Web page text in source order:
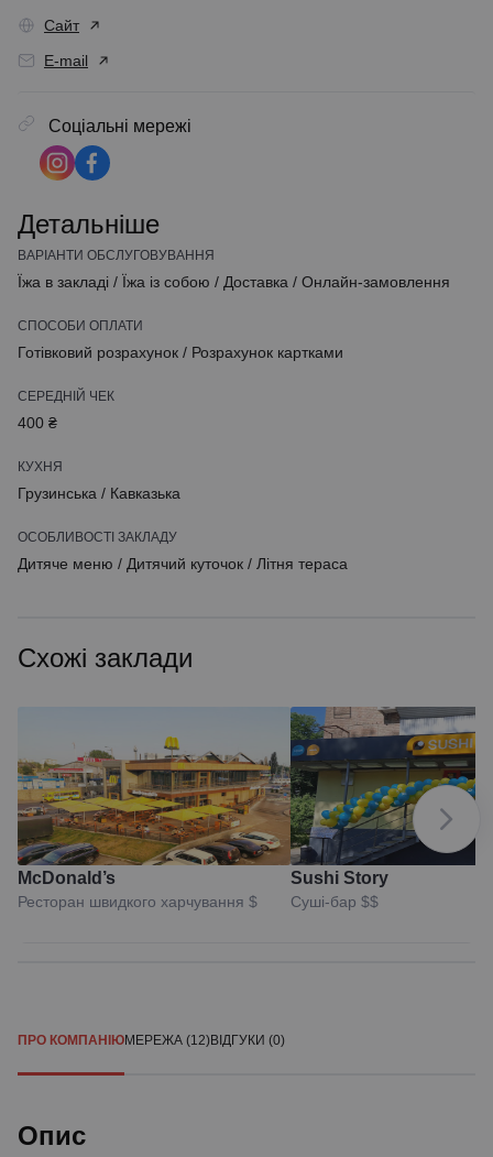
Сайт
E-mail
Соціальні мережі
Детальніше
ВАРІАНТИ ОБСЛУГОВУВАННЯ
Їжа в закладі / Їжа із собою / Доставка / Онлайн-замовлення
СПОСОБИ ОПЛАТИ
Готівковий розрахунок / Розрахунок картками
СЕРЕДНІЙ ЧЕК
400 ₴
КУХНЯ
Грузинська / Кавказька
ОСОБЛИВОСТІ ЗАКЛАДУ
Дитяче меню / Дитячий куточок / Літня тераса
Схожі заклади
McDonald’s
Ресторан швидкого харчування $
Sushi Story
Суші-бар $$
ПРО КОМПАНІЮМЕРЕЖА (12)ВІДГУКИ (0)
Опис